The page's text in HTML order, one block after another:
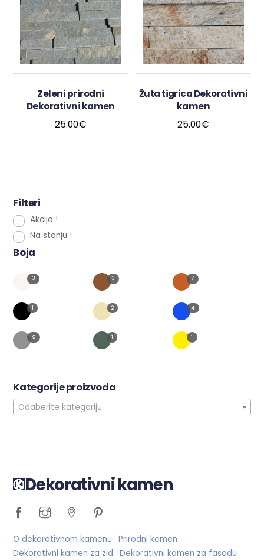
Zeleni prirodni
Dekorativni kamen
25.00€
Žuta tigrica Dekorativni
kamen
25.00€
Filteri
Akcija !
Na stanju !
Boja
3 3 7
1 2 4
9 1 1
Kategorije proizvoda
Odaberite kategoriju
Dekorativni kamen
O dekorativnom kamenu
Prirodni kamen
Dekorativni kamen za zid
Dekorativni kamen za fasadu